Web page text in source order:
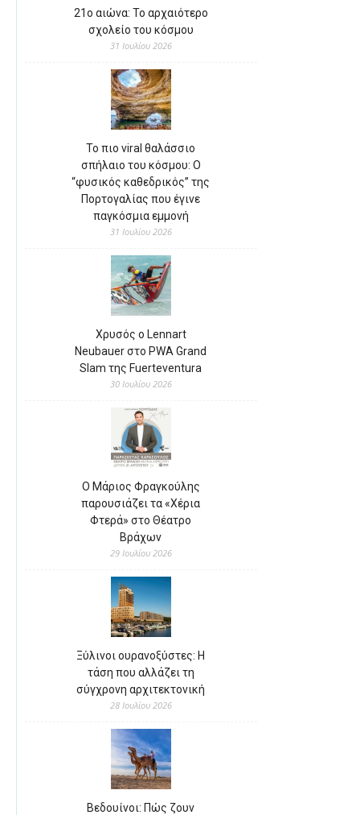
21ο αιώνα: Το αρχαιότερο
σχολείο του κόσμου
31 Ιουλίου 2026
Το πιο viral θαλάσσιο
σπήλαιο του κόσμου: Ο
“φυσικός καθεδρικός” της
Πορτογαλίας που έγινε
παγκόσμια εμμονή
31 Ιουλίου 2026
Χρυσός ο Lennart
Neubauer στο PWA Grand
Slam της Fuerteventura
30 Ιουλίου 2026
Ο Μάριος Φραγκούλης
παρουσιάζει τα «Χέρια
Φτερά» στο Θέατρο
Βράχων
29 Ιουλίου 2026
Ξύλινοι ουρανοξύστες: Η
τάση που αλλάζει τη
σύγχρονη αρχιτεκτονική
28 Ιουλίου 2026
Βεδουίνοι: Πώς ζουν